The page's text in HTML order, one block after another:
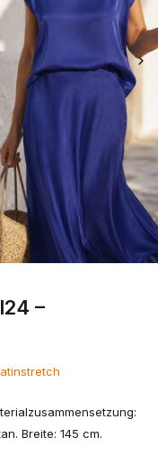
–
Breite: 145 cm.